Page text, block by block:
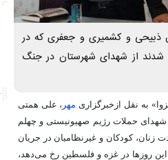
ذبیحی و کشمیری و جعفری که در
از شهدای شهرستان در جنگ
به نقل ازخبرگزاری مهر ، علی همتی
حملات رژیم صهیونیستی و چهلم
زنان، کودکان و غیرنظامیان در جریان
این روزها در غزه و فلسطین رخ می‌دهد،